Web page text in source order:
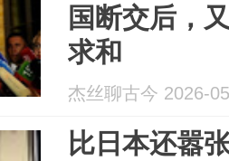
国断交后，
求和
杰丝聊古今 2026-
比日本还嚣